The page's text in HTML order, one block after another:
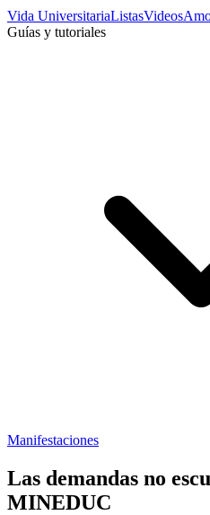
Vida UniversitariaListasVideos
Guías y tutoriales
Manifestaciones
Las demandas no
MINEDUC